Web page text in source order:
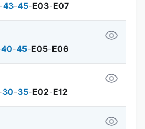
-43-45-E03-E07
40-45-E05-E06
30-35-E02-E12